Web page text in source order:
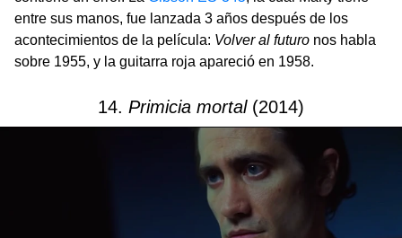
entre sus manos, fue lanzada 3 años después de los
acontecimientos de la película: Volver al futuro nos habla
sobre 1955, y la guitarra roja apareció en 1958.
14. Primicia mortal(2014)